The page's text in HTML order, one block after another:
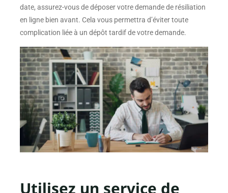
date, assurez-vous de déposer votre demande de résiliation
en ligne bien avant. Cela vous permettra d’éviter toute
complication liée à un dépôt tardif de votre demande.
Utilisez un service de